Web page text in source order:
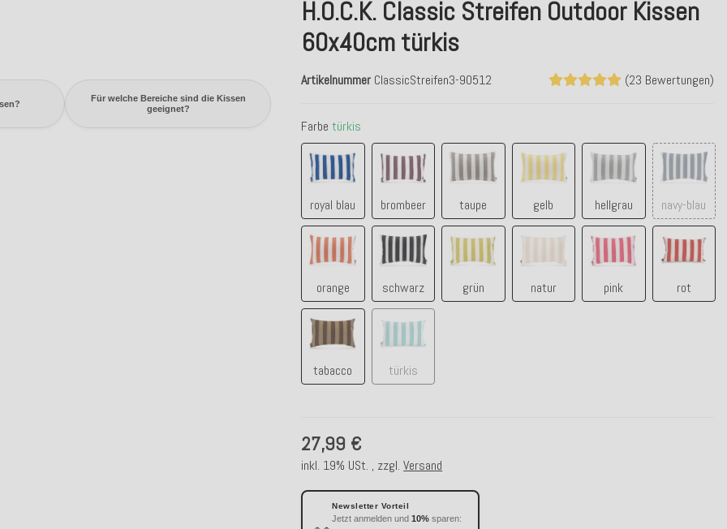
Für welche Bereiche sind die Kissen
geeignet?
H.O.C.K. Classic Streifen Outdoor Kissen
60x40cm türkis
(23 Bewertungen)
Artikelnummer ClassicStreifen3-90512
Farbetürkis
royal blau
royal blau
brombeer
brombeer
taupe
taupe
gelb
gelb
hellgrau
hellgrau
navy-blau
navy-blau
orange
orange
schwarz
schwarz
grün
grün
natur
natur
pink
pink
rot
tabacco
tabacco
türkis
türkis
27,99 €
inkl. 19% USt. , zzgl.Versand
Newsletter Vorteil
Jetzt anmelden und10% sparen: